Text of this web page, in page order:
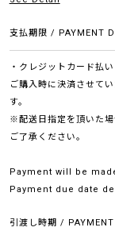
支払期限 / PAYMENT
・クレジットカード払い
ご購入時に決済させて
す。
※配送日指定を頂いた
ご了承ください。
Payment will be
Payment due date
引渡し時期 /